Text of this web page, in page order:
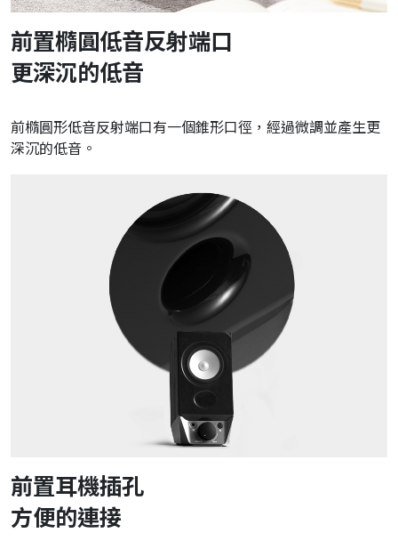
前置橢圓低音反射端口
更深沉的低音
前橢圓形低音反射端口有一個錐形口徑，經過微調並產生更
深沉的低音。
前置耳機插孔
方便的連接